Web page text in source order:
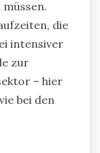
die
intensiver
zur
– hier
bei den